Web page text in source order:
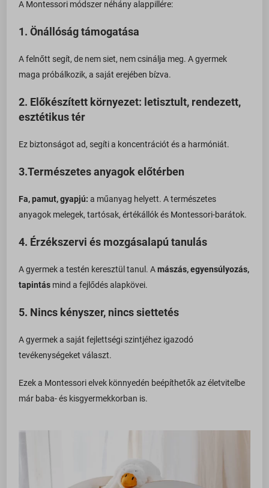
A Montessori módszer néhány alappillére:
1. Önállóság támogatása
A felnőtt segít, de nem siet, nem csinálja meg. A gyermek
maga próbálkozik, a saját erejében bízva.
2. Előkészített környezet: letisztult, rendezett,
esztétikus tér
Ez biztonságot ad, segíti a koncentrációt és a harmóniát.
3.Természetes anyagok előtérben
Fa, pamut, gyapjú: a műanyag helyett. A természetes
anyagok melegek, tartósak, értékállók és Montessori-barátok.
4. Érzékszervi és mozgásalapú tanulás
A gyermek a testén keresztül tanul. Amászás, egyensúlyozás,
tapintás mind a fejlődés alapkövei.
5. Nincs kényszer, nincs siettetés
A gyermek a saját fejlettségi szintjéhez igazodó
tevékenységeket választ.
Ezek a Montessori elvek könnyedén beépíthetők az életvitelbe
már baba- és kisgyermekkorban is.